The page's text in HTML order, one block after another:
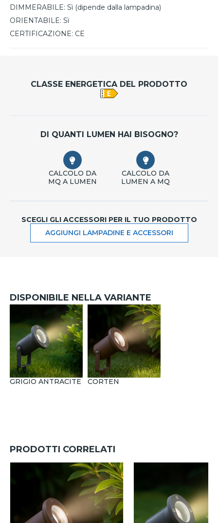
DIMMERABILE: Sì (dipende dalla lampadina)
ORIENTABILE: Sì
CERTIFICAZIONE: CE
CLASSE ENERGETICA DEL PRODOTTO
DI QUANTI LUMEN HAI BISOGNO?
CALCOLO DA
MQ A LUMEN
CALCOLO DA
LUMEN A MQ
SCEGLI GLI ACCESSORI PER IL TUO PRODOTTO
AGGIUNGI LAMPADINE E ACCESSORI
DISPONIBILE NELLA VARIANTE
GRIGIO ANTRACITE CORTEN
PRODOTTI CORRELATI